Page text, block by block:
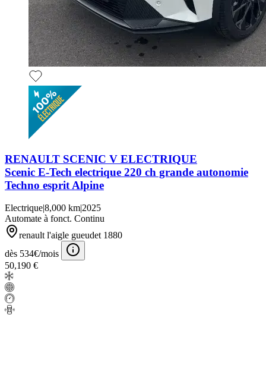
RENAULT SCENIC V ELECTRIQUE
Scenic E-Tech electrique 220 ch grande autonomie
Techno esprit Alpine
Electrique|8,000 km|2025
Automate à fonct. Continu
renault l'aigle gueudet 1880
dès 534€/mois
50,190 €